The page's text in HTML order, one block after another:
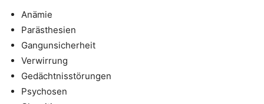
Anämie
Parästhesien
Gangunsicherheit
Verwirrung
Gedächtnisstörungen
Psychosen